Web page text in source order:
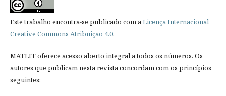
Este trabalho encontra-se publicado com aLicença Internacional
Creative Commons Atribuição 4.0.
MATLIT oferece acesso aberto integral a todos os números. Os
autores que publicam nesta revista concordam com os princípios
seguintes: